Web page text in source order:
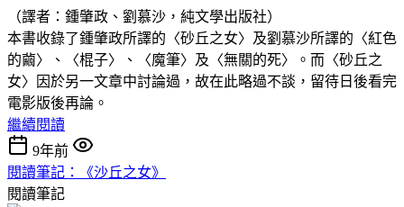
（譯者：鍾肇政、劉慕沙，純文學出版社）
本書收錄了鍾肇政所譯的〈砂丘之女〉及劉慕沙所譯的〈紅色
的繭〉、〈棍子〉、〈魔筆〉及〈無關的死〉。而〈砂丘之
女〉因於另一文章中討論過，故在此略過不談，留待日後看完
電影版後再論。
繼續閱讀
9年前
閱讀筆記：《沙丘之女》
閱讀筆記